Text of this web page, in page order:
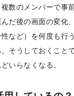
数のメンバーで事
だ後の画面の変化
など）を何度も行
そうしておくこと
いらなくなる。